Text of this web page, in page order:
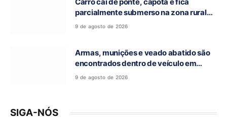
parcialmente submerso na zona rural
de Nova Roma-GO
9 de agosto de 2026
Armas, munições e veado abatido são
encontrados dentro de veículo em
Guarani de Goiás
9 de agosto de 2026
SIGA-NÓS